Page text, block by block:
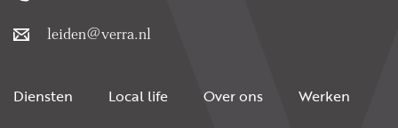
leiden@verra.nl
Diensten Local life Over ons Werken